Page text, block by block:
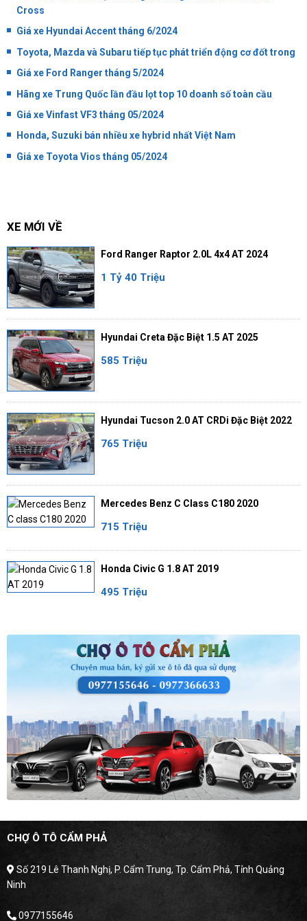
Cross
Giá xe Hyundai Accent tháng 6/2024
Toyota, Mazda và Subaru tiếp tục phát triển động cơ đốt trong
Giá xe Ford Ranger tháng 5/2024
Hãng xe Trung Quốc lần đầu lọt top 10 doanh số toàn cầu
Giá xe Vinfast VF3 tháng 05/2024
Honda, Suzuki bán nhiều xe hybrid nhất Việt Nam
Giá xe Toyota Vios tháng 05/2024
XE MỚI VỀ
Ford Ranger Raptor 2.0L 4x4 AT 2024
1 Tỷ 40 Triệu
Hyundai Creta Đặc Biệt 1.5 AT 2025
585 Triệu
Hyundai Tucson 2.0 AT CRDi Đặc Biệt 2022
765 Triệu
Mercedes Benz C Class C180 2020
715 Triệu
Honda Civic G 1.8 AT 2019
495 Triệu
CHỢ Ô TÔ CẨM PHẢ
Số 219 Lê Thanh Nghị, P. Cẩm Trung, Tp. Cẩm Phả, Tỉnh Quảng
Ninh
0977155646